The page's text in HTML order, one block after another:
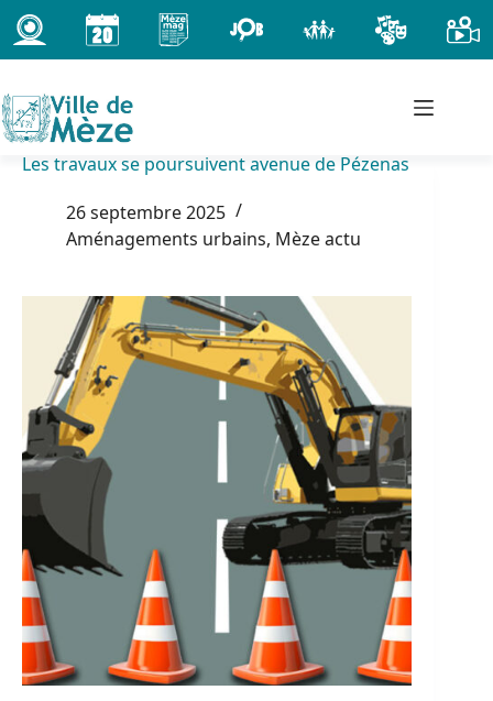
Passer
au
contenu
Les travaux se poursuivent avenue de Pézenas
26 septembre 2025
Aménagements urbains, Mèze actu